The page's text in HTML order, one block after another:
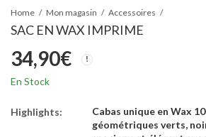
Home Mon magasin Accessoires
SAC EN WAX IMPRIME
34,90€
En Stock
Highlights:
Cabas unique en Wax
géométriques verts,